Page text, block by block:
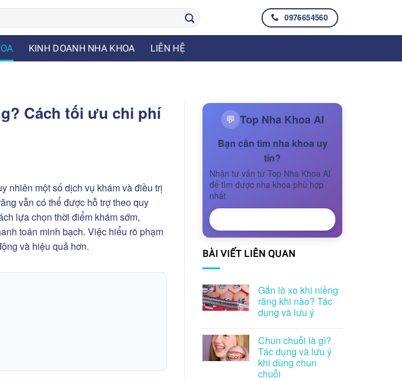
0976654560
KINH DOANH NHA KHOA LIÊN HỆ
Cách tối ưu chi phí
nhiên một số dịch vụ khám và điều trị
vẫn có thể được hỗ trợ theo quy
lựa chọn thời điểm khám sớm,
toán minh bạch. Việc hiểu rõ phạm
và hiệu quả hơn.
💬 Top Nha Khoa AI
Bạn cần tìm nha khoa uy
tín?
Nhận tư vấn từ Top Nha Khoa AI
để tìm được nha khoa phù hợp
nhất
BÀI VIẾT LIÊN QUAN
Gắn lò xo khi niềng
răng khi nào? Tác
dụng và lưu ý
Chun chuỗi là gì?
Tác dụng và lưu ý
khi dùng chun
chuỗi